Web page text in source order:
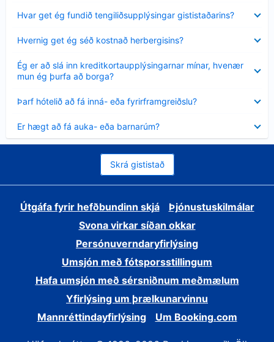
Hvar get ég fundið tengiliðsupplýsingar gististaðarins?
sýnt
Hvernig get ég séð kostnað herbergisins?
sýnt
Ég er að slá inn kreditkortaupplýsingarnar mínar, hvenær
mun ég þurfa að borga?
Minna
sýnt
Þarf hótelið að fá inná- eða fyrirframgreiðslu?
sýnt
Er hægt að fá auka- eða barnarúm?
sýnt
Skrá gististað
Útgáfa fyrir hefðbundinn skjá
Þjónustuskilmálar
Svona virkar síðan okkar
Persónuverndaryfirlýsing
Umsjón með fótsporsstillingum
Hafa umsjón með sérsniðnum meðmælum
Yfirlýsing um þrælkunarvinnu
Mannréttindayfirlýsing
Um Booking.com